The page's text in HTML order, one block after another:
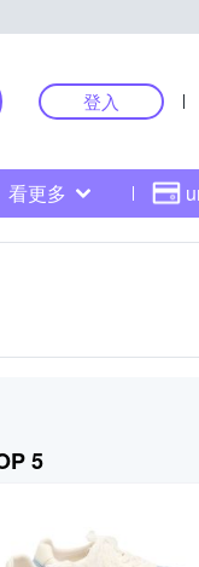
登入
看更多
5